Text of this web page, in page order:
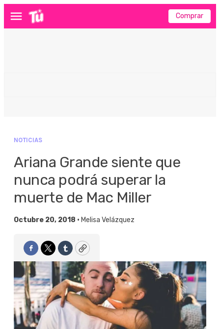
Menú Comprar
NOTICIAS
Ariana Grande siente que
nunca podrá superar la
muerte de Mac Miller
Octubre 20, 2018 • Melisa Velázquez
Facebook
TwitterTumblrCopy